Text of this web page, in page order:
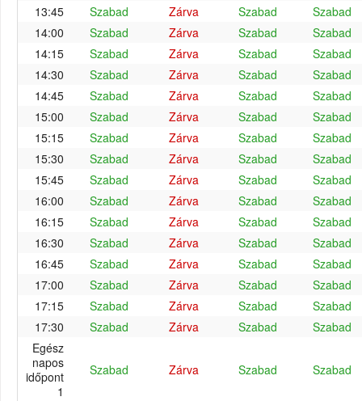
13:45
Szabad Zárva Szabad
Szabad
14:00
Szabad Zárva Szabad
Szabad
14:15
Szabad Zárva Szabad
Szabad
14:30
Szabad Zárva Szabad
Szabad
14:45
Szabad Zárva Szabad
Szabad
15:00
Szabad Zárva Szabad
Szabad
15:15
Szabad Zárva Szabad
Szabad
15:30
Szabad Zárva Szabad
Szabad
15:45
Szabad Zárva Szabad
Szabad
16:00
Szabad Zárva Szabad
Szabad
16:15
Szabad Zárva Szabad
Szabad
16:30
Szabad Zárva Szabad
Szabad
16:45
Szabad Zárva Szabad
Szabad
17:00
Szabad Zárva Szabad
Szabad
17:15
Szabad Zárva Szabad
Szabad
17:30
Szabad Zárva Szabad
Szabad
Egész
napos
időpont
1
Szabad Zárva Szabad Szabad